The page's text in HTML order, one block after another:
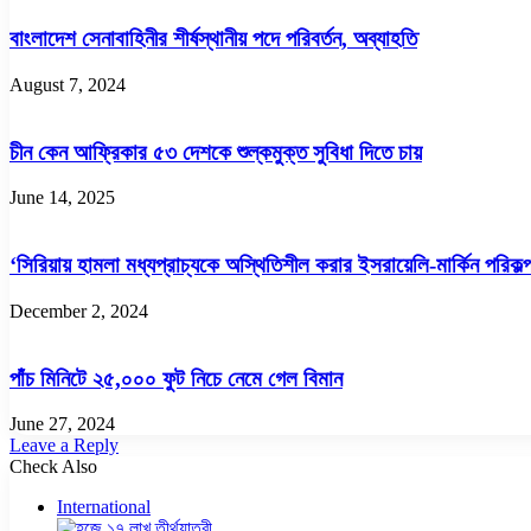
বাংলাদেশ সেনাবাহিনীর শীর্ষস্থানীয় পদে পরিবর্তন, অব্যাহতি
August 7, 2024
চীন কেন আফ্রিকার ৫৩ দেশকে শুল্কমুক্ত সুবিধা দিতে চায়
June 14, 2025
‘সিরিয়ায় হামলা মধ্যপ্রাচ্যকে অস্থিতিশীল করার ইসরায়েলি-মার্কিন
December 2, 2024
পাঁচ মিনিটে ২৫,০০০ ফুট নিচে নেমে গেল বিমান
June 27, 2024
Leave a Reply
Check Also
International